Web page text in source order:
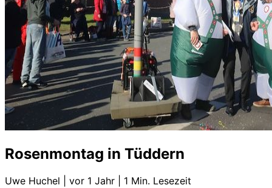
Rosenmontag in Tüddern
Uwe Huchel vor 1 Jahr 1 Min. Lesezeit